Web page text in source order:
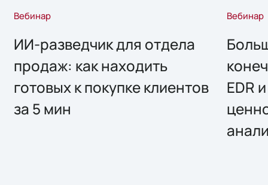
Вебинар
ИИ-разведчик для отдела
продаж: как находить
готовых к покупке клиентов
за 5 мин
Вебинар
EDR